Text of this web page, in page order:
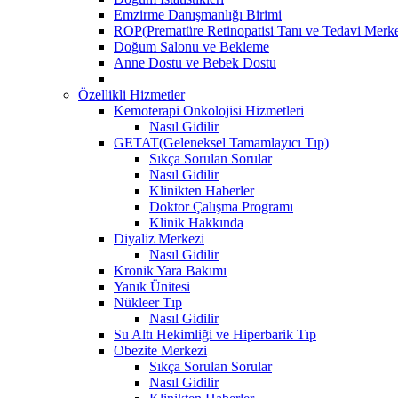
Emzirme Danışmanlığı Birimi
ROP(Prematüre Retinopatisi Tanı ve Tedavi
Doğum Salonu ve Bekleme
Anne Dostu ve Bebek Dostu
Özellikli Hizmetler
Kemoterapi Onkolojisi Hizmetleri
Nasıl Gidilir
GETAT(Geleneksel Tamamlayıcı Tıp)
Sıkça Sorulan Sorular
Nasıl Gidilir
Klinikten Haberler
Doktor Çalışma Programı
Klinik Hakkında
Diyaliz Merkezi
Nasıl Gidilir
Kronik Yara Bakımı
Yanık Ünitesi
Nükleer Tıp
Nasıl Gidilir
Su Altı Hekimliği ve Hiperbarik Tıp
Obezite Merkezi
Sıkça Sorulan Sorular
Nasıl Gidilir